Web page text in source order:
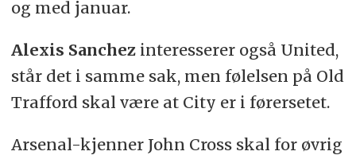
og med januar.
Alexis Sanchezinteresserer også United,
står det i samme sak, men følelsen på Old
Trafford skal være at City er i førersetet.
Arsenal-kjenner John Cross skal for øvrig